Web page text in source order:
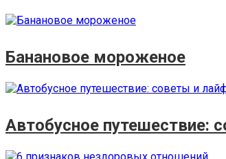
Банановое мороженое
Автобусное путешествие: